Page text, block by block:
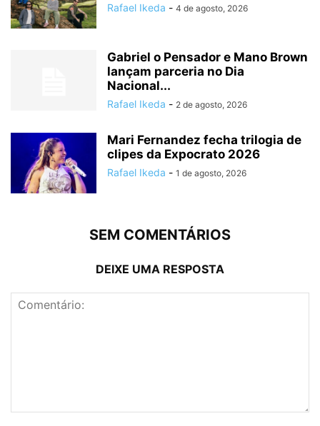
Rafael Ikeda - 4 de agosto, 2026
Gabriel o Pensador e Mano Brown
lançam parceria no Dia
Nacional...
Rafael Ikeda - 2 de agosto, 2026
Mari Fernandez fecha trilogia de
clipes da Expocrato 2026
Rafael Ikeda - 1 de agosto, 2026
SEM COMENTÁRIOS
DEIXE UMA RESPOSTA